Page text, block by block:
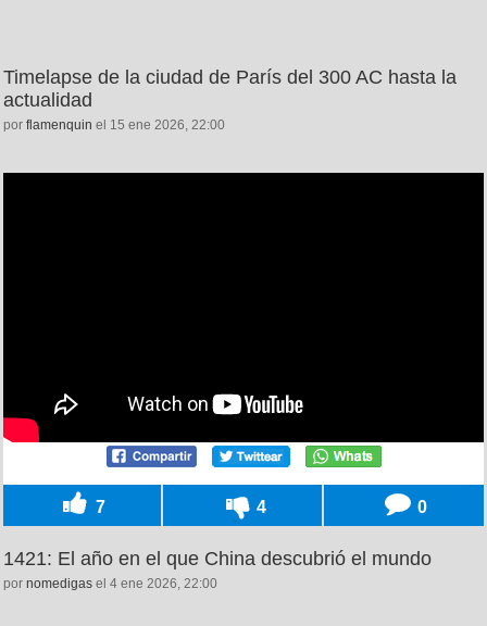
Timelapse de la ciudad de París del 300 AC hasta la
actualidad
por flamenquin el 15 ene 2026, 22:00
7 4 0
1421: El año en el que China descubrió el mundo
por nomedigas el 4 ene 2026, 22:00